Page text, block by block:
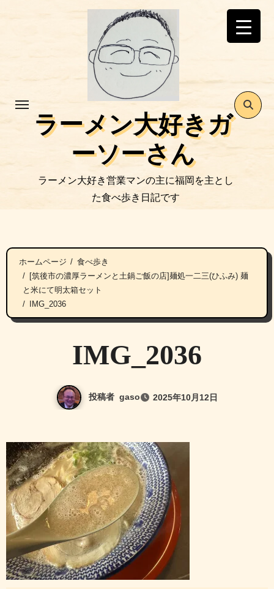
ラーメン大好きガ
ーソーさん
ラーメン大好き営業マンの主に福岡を主とし
た食べ歩き日記です
ホームページ
食べ歩き
[筑後市の濃厚ラーメンと土鍋ご飯の店]麺処一二三(ひふみ) 麺
と米にて明太箱セット
IMG_2036
IMG_2036
投稿者 gaso 2025年10月12日